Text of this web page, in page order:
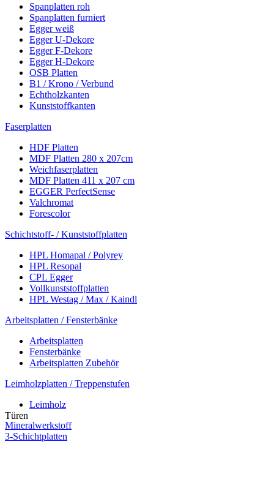
Spanplatten roh
Spanplatten furniert
Egger weiß
Egger U-Dekore
Egger F-Dekore
Egger H-Dekore
OSB Platten
B1 / Krono / Verbund
Echtholzkanten
Kunststoffkanten
Faserplatten
HDF Platten
MDF Platten 280 x 207cm
Weichfaserplatten
MDF Platten 411 x 207 cm
EGGER PerfectSense
Valchromat
Forescolor
Schichtstoff- / Kunststoffplatten
HPL Homapal / Polyrey
HPL Resopal
CPL Egger
Vollkunststoffplatten
HPL Westag / Max / Kaindl
Arbeitsplatten / Fensterbänke
Arbeitsplatten
Fensterbänke
Arbeitsplatten Zubehör
Leimholzplatten / Treppenstufen
Leimholz
Mineralwerkstoff
3-Schichtplatten
Türen